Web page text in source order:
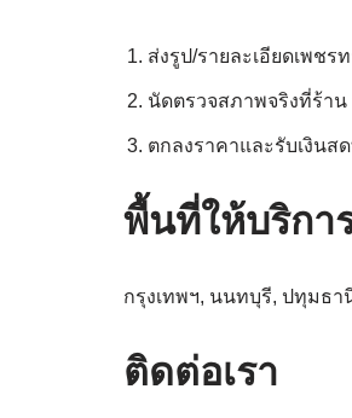
ส่งรูป/รายละเอียดเพชร
นัดตรวจสภาพจริงที่ร้า
ตกลงราคาและรับเงิน
พื้นที่ให้บริกา
กรุงเทพฯ, นนทบุรี, ปทุมธา
ติดต่อเรา